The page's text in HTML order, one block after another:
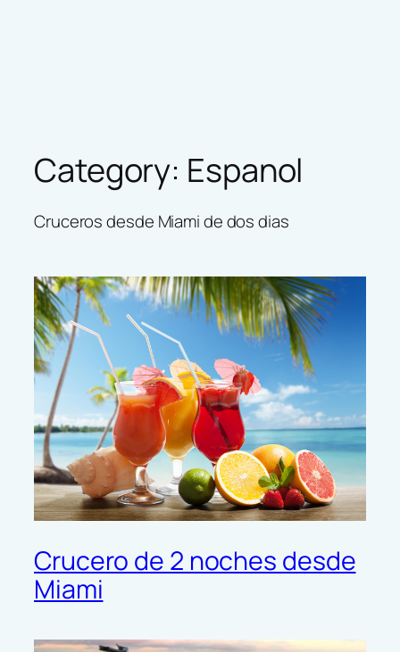
Category: Espanol
Cruceros desde Miami de dos dias
Crucero de 2 noches desde
Miami